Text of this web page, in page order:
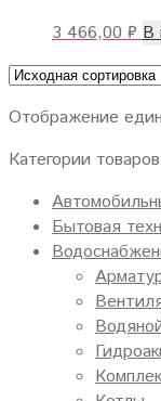
3 466,00₽ В
Отображение
Категории товаров
Бытовая